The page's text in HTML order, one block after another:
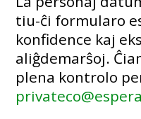
tiu-ĉi formularo
konfidence kaj
aliĝdemarŝoj.
plena kontrolo